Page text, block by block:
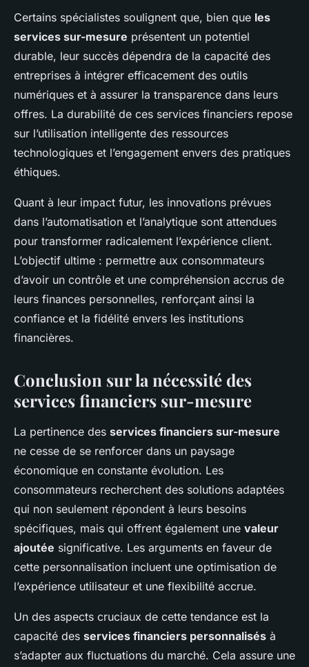
Certains spécialistes soulignent que, bien que les
services sur-mesure présentent un potentiel
durable, leur succès dépendra de la capacité des
entreprises à intégrer efficacement des outils
numériques et à assurer la transparence dans leurs
offres. La durabilité de ces services financiers repose
sur l’utilisation intelligente des ressources
technologiques et l’engagement envers des pratiques
éthiques.
Quant à leur impact futur, les innovations prévues
dans l’automatisation et l’analytique sont attendues
pour transformer radicalement l’expérience client.
L’objectif ultime : permettre aux consommateurs
d’avoir un contrôle et une compréhension accrus de
leurs finances personnelles, renforçant ainsi la
confiance et la fidélité envers les institutions
financières.
Conclusion sur la nécessité des
services financiers sur-mesure
La pertinence des services financiers sur-mesure
ne cesse de se renforcer dans un paysage
économique en constante évolution. Les
consommateurs recherchent des solutions adaptées
qui non seulement répondent à leurs besoins
spécifiques, mais qui offrent également une valeur
ajoutée significative. Les arguments en faveur de
cette personnalisation incluent une optimisation de
l’expérience utilisateur et une flexibilité accrue.
Un des aspects cruciaux de cette tendance est la
capacité des services financiers personnalisés à
s’adapter aux fluctuations du marché. Cela assure une